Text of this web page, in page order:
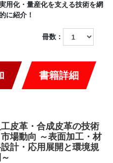
用化・量産化を支える技術を網
に紹介！
冊数：
書籍詳細
工皮革・合成皮革の技術
市場動向 ～表面加工・材
計・応用展開と環境規